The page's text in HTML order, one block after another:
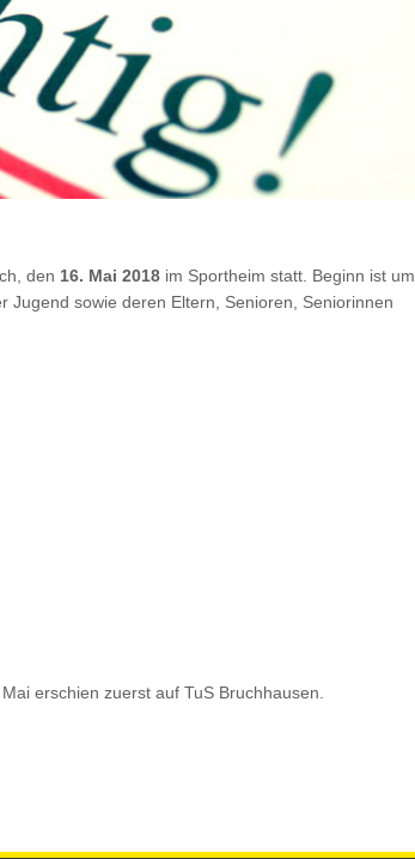
den 16. Mai 2018 im Sportheim statt. Beginn ist um
Jugend sowie deren Eltern, Senioren, Seniorinnen
erschien zuerst auf TuS Bruchhausen